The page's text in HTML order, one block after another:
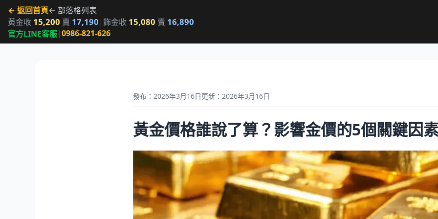
← 返回首頁← 部落格列表
黃金收 15,200 賣 17,190 |飾金收 15,080 賣 16,890
官方LINE客服|0986-821-626
發布：2026年3月16日更新：2026年3月16日
黃金價格誰說了算？影響金價的5個關鍵因